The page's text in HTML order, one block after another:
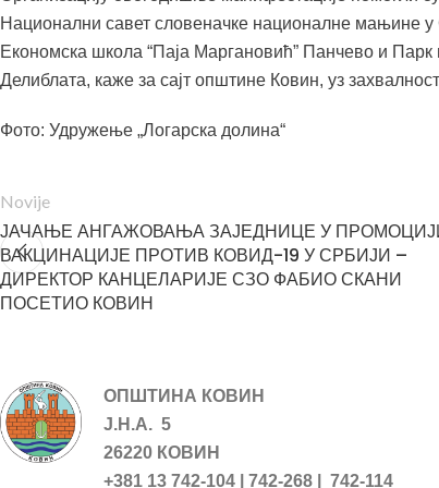
Национални савет словеначке националне мањине
Економска школа “Паја Маргановић” Панчево и
Делиблата, каже за сајт општине Ковин, уз
Фото: Удружење „Логарска долина“
Novije
ЈАЧАЊЕ АНГАЖОВАЊА ЗАЈЕДНИЦЕ У
ВАКЦИНАЦИЈЕ ПРОТИВ КОВИД-19 У СРБИЈИ –
ДИРЕКТОР КАНЦЕЛАРИЈЕ СЗО ФАБИО СКАНИ
ПОСЕТИО КОВИН
ОПШТИНА КОВИН
Ј.Н.А. 5
26220 КОВИН
+381 13 742-104 | 742-268 | 742-114